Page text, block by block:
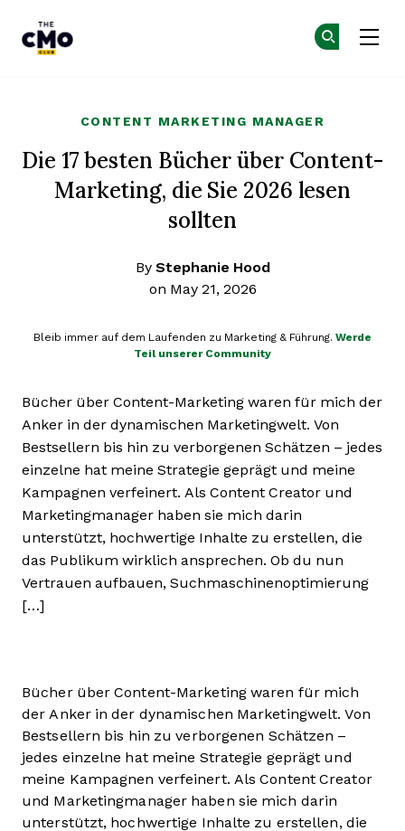
CONTENT MARKETING MANAGER
Die 17 besten Bücher über Content-
Marketing, die Sie 2026 lesen
sollten
By Stephanie Hood
on May 21, 2026
Bleib immer auf dem Laufenden zu Marketing & Führung. Werde
Teil unserer Community
Bücher über Content-Marketing waren für mich der
Anker in der dynamischen Marketingwelt. Von
Bestsellern bis hin zu verborgenen Schätzen – jedes
einzelne hat meine Strategie geprägt und meine
Kampagnen verfeinert. Als Content Creator und
Marketingmanager haben sie mich darin
unterstützt, hochwertige Inhalte zu erstellen, die
das Publikum wirklich ansprechen. Ob du nun
Vertrauen aufbauen, Suchmaschinenoptimierung
[…]
Bücher über Content-Marketing waren für mich
der Anker in der dynamischen Marketingwelt. Von
Bestsellern bis hin zu verborgenen Schätzen –
jedes einzelne hat meine Strategie geprägt und
meine Kampagnen verfeinert. Als Content Creator
und Marketingmanager haben sie mich darin
unterstützt, hochwertige Inhalte zu erstellen, die